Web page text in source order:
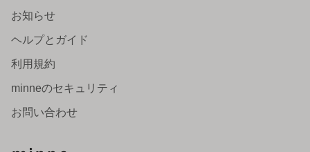
お知らせ
ヘルプとガイド
利用規約
minneのセキュリティ
お問い合わせ